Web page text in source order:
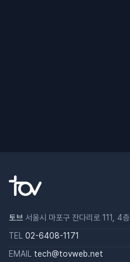
토브 서울시 마포구 잔다리로 111, 4층
TEL 02-6408-1171
EMAIL tech@tovweb.net